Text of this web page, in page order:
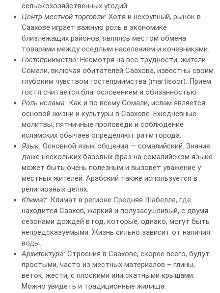
сельскохозяйственных угодий.
Центр местной торговли: Хотя и некрупный, рынок в
Саахове играет важную роль в экономике
близлежащих районов, являясь местом обмена
товарами между оседлым населением и кочевниками.
Гостеприимство: Несмотря на все трудности, жители
Сомали, включая обитателей Саахова, известны своим
глубоким чувством гостеприимства (martisoor). Прием
гостя считается благословением и обязанностью.
Роль ислама: Как и по всему Сомали, ислам является
основой жизни и культуры в Саахове. Ежедневные
молитвы, пятничные проповеди и соблюдение
исламских обычаев определяют ритм города.
Язык: Основной язык общения — сомалийский. Знание
даже нескольких базовых фраз на сомалийском языке
может быть очень полезным и вызовет уважение у
местных жителей. Арабский также используется в
религиозных целях.
Климат: Климат в регионе Средняя Шабелле, где
находится Саахов, жаркий и полузасушливый, с двумя
сезонами дождей в год, которые, однако, могут быть
непредсказуемыми. Жизнь сильно зависит от наличия
воды.
Архитектура: Строения в Саахове, скорее всего, будут
простыми, часто из местных материалов – глины,
веток, жести, с плоскими или скатными крышами.
Можно увидеть и традиционные жилища.